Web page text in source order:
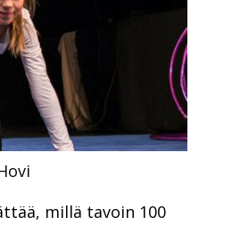
millä tavoin 100